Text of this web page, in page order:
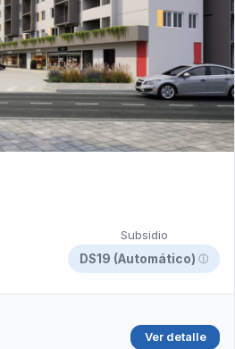
Subsidio
DS19 (Automático) ⓘ
Ver detalle